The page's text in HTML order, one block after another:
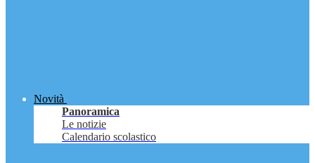
Novità
Panoramica
Le notizie
Calendario scolastico